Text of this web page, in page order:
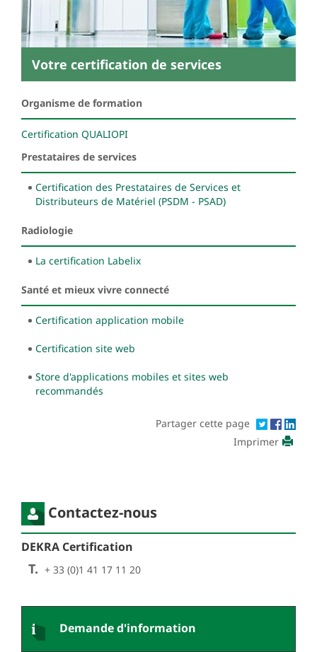
Votre certification de services
Organisme de formation
Certification QUALIOPI
Prestataires de services
Certification des Prestataires de Services et
Distributeurs de Matériel (PSDM - PSAD)
Radiologie
La certification Labelix
Santé et mieux vivre connecté
Certification application mobile
Certification site web
Store d'applications mobiles et sites web
recommandés
Partager cette page
Imprimer
Contactez-nous
DEKRA Certification
T. + 33 (0)1 41 17 11 20
Demande d'information